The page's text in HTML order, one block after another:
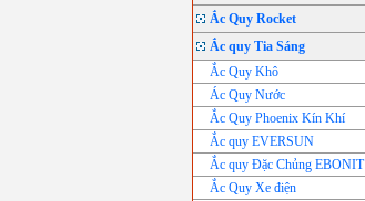
Ắc Quy Rocket
Ắc quy Tia Sáng
Ắc Quy Khô
Ác Quy Nước
Ắc Quy Phoenix Kín Khí
Ắc quy EVERSUN
Ắc quy Đặc Chủng EBONIT
Ắc Quy Xe điện